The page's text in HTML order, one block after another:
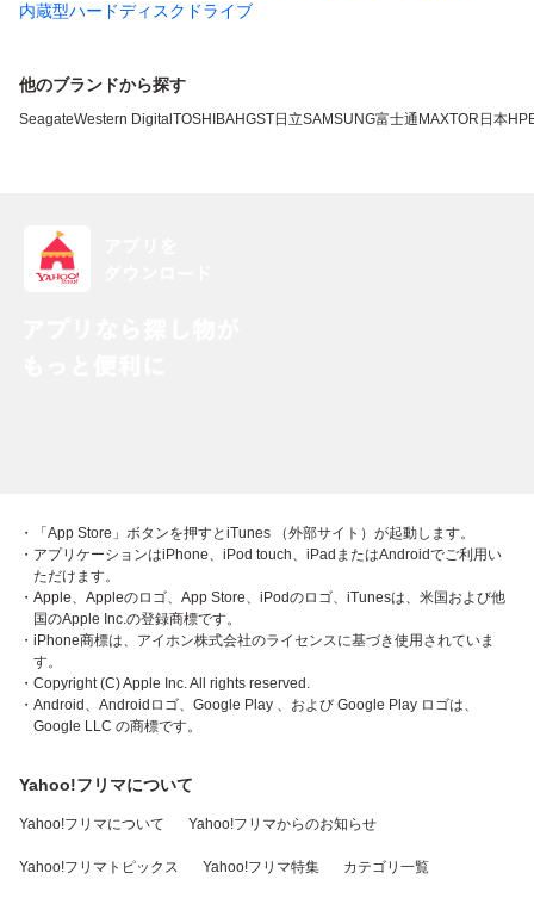
内蔵型ハードディスクドライブ
他のブランドから探す
SeagateWestern Digital TOSHIBAHGST日立SAMSUNG富士通 MAXTOR 日本HP
・「App Store」ボタンを押すとiTunes （外部サイト）が起動します。
・アプリケーションはiPhone、iPod touch、iPadまたはAndroidでご利用い
ただけます。
・Apple、Appleのロゴ、App Store、iPodのロゴ、iTunesは、米国および他
国のApple Inc.の登録商標です。
・iPhone商標は、アイホン株式会社のライセンスに基づき使用されていま
す。
・Copyright (C) Apple Inc. All rights reserved.
・Android、Androidロゴ、Google Play 、および Google Play ロゴは、
Google LLC の商標です。
Yahoo!フリマについて
Yahoo!フリマについて Yahoo!フリマからのお知らせ
Yahoo!フリマトピックス Yahoo!フリマ特集 カテゴリ一覧